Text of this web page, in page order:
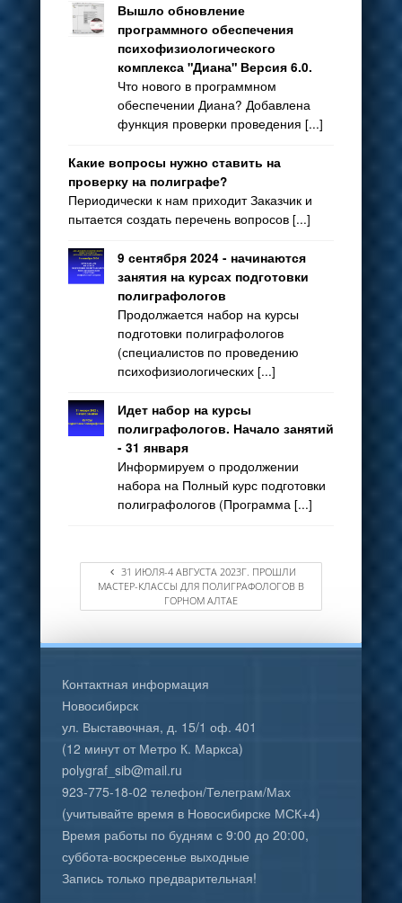
Вышло обновление
программного обеспечения
психофизиологического
комплекса "Диана" Версия 6.0.
Что нового в программном
обеспечении Диана? Добавлена
функция проверки проведения [...]
Какие вопросы нужно ставить на
проверку на полиграфе?
Периодически к нам приходит Заказчик и
пытается создать перечень вопросов [...]
9 сентября 2024 - начинаются
занятия на курсах подготовки
полиграфологов
Продолжается набор на курсы
подготовки полиграфологов
(специалистов по проведению
психофизиологических [...]
Идет набор на курсы
полиграфологов. Начало занятий
- 31 января
Информируем о продолжении
набора на Полный курс подготовки
полиграфологов (Программа [...]
31 ИЮЛЯ-4 АВГУСТА 2023Г. ПРОШЛИ
МАСТЕР-КЛАССЫ ДЛЯ ПОЛИГРАФОЛОГОВ В
ГОРНОМ АЛТАЕ
Контактная информация
Новосибирск
ул. Выставочная, д. 15/1 оф. 401
(12 минут от Метро К. Маркса)
polygraf_sib@mail.ru
923-775-18-02 телефон/Телеграм/Мах
(учитывайте время в Новосибирске МСК+4)
Время работы по будням с 9:00 до 20:00,
суббота-воскресенье выходные
Запись только предварительная!